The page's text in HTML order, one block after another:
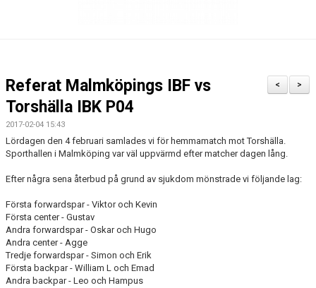
BILDGALLERI
DOKUMENT
KONTAKT
>
<
Referat Malmköpings IBF vs
Torshälla IBK P04
2017-02-04 15:43
Lördagen den 4 februari samlades vi för hemmamatch mot Torshälla.
Sporthallen i Malmköping var väl uppvärmd efter matcher dagen lång.
Efter några sena återbud på grund av sjukdom mönstrade vi följande lag:
Första forwardspar - Viktor och Kevin
Första center - Gustav
Andra forwardspar - Oskar och Hugo
Andra center - Agge
Tredje forwardspar - Simon och Erik
Första backpar - William L och Emad
Andra backpar - Leo och Hampus